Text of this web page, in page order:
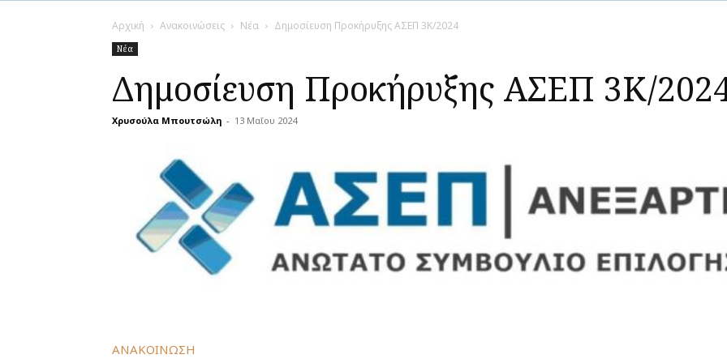
Αρχική Ανακοινώσεις Νέα Δημοσίευση Προκήρυξης ΑΣΕΠ 3Κ/2024
Νέα
Δημοσίευση Προκήρυξης ΑΣΕΠ 3Κ/
Χρυσούλα Μπουτσώλη - 13 Μαΐου 2024
ΑΝΑΚΟΙΝΩΣΗ